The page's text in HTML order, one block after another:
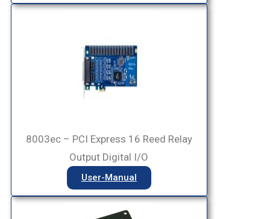
8003ec – PCI Express 16 Reed Relay
Output Digital I/O
User-Manual